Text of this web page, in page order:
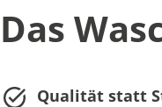
Das
Qualität statt